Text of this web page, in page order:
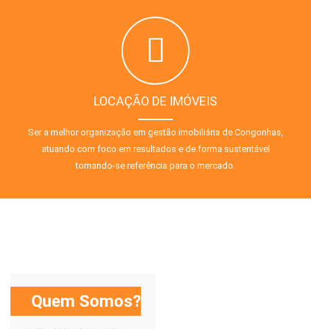
LOCAÇÃO DE IMÓVEIS
Ser a melhor organização em gestão imobiliária de Congonhas,
atuando com foco em resultados e de forma sustentável
tornando-se referência para o mercado.
Quem Somos?